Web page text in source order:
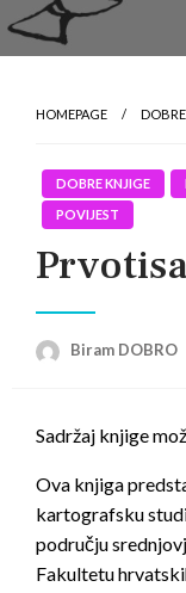
HOMEPAGE
DOBRE KNJIGE
POVIJEST
Biram DOBRO
Sadržaj knjige
Ova knjiga
kartografsku
području
Fakultetu